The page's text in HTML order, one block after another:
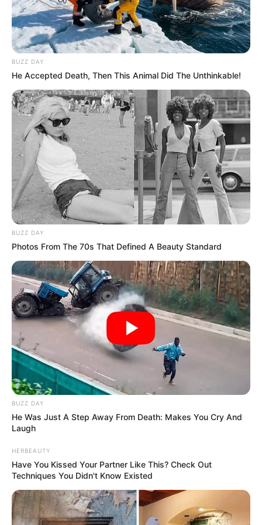
Magyar Péter miniszterelnök péntek délelőtt, a
Budai Várban, a Karmelita előtt tartott
tájékoztatóján részletesen beszélt az épülettel
kapcsolatos elképzelésekről.
A kormányfő elmondta: hosszabb időre megnyitják
az egykori kolostort, hogy bárki meglátogathassa.
BUZZ DAY
He Accepted Death, Then This Animal Did The Unthinkable!
BUZZ DAY
Photos From The 70s That Defined A Beauty Standard
BUZZ DAY
He Was Just A Step Away From Death: Makes You Cry And
Laugh
HERBEAUTY
Have You Kissed Your Partner Like This? Check Out
Techniques You Didn't Know Existed